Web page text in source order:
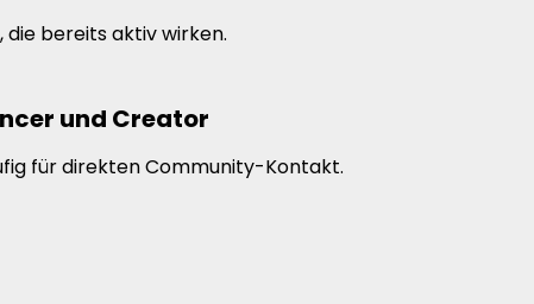
bereits aktiv wirken.
und Creator
für direkten Community-Kontakt.